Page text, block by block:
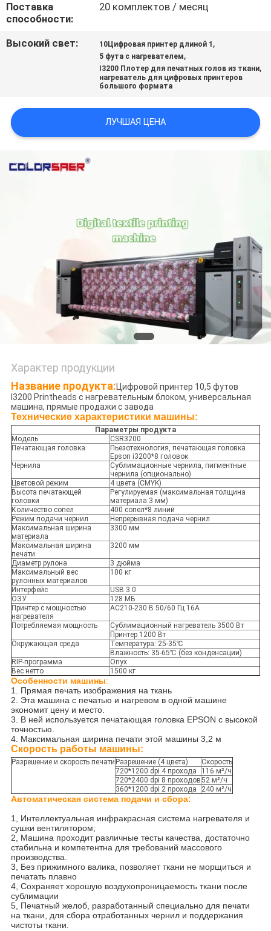
НОВОСТИ
ВСЕ
COMPANY
NEWS
КАРТА
ПОЛИТИКА
КОНФИДЕНЦИАЛЬНОСТИ
Поставка
способности:
20 комплектов / месяц
Высокий свет: 10Цифровая принтер длиной 1 ,
5 фута с нагревателем,
I3200 Плотер для печатных голов из ткани,
нагреватель для цифровых принтеров
большого формата
ЛУЧШАЯ ЦЕНА
Характер продукции
Название продукта:Цифровой принтер 10,5 футов
I3200 Printheads с нагревательным блоком, универсальная
машина, прямые продажи с завода
Технические характеристики машины:
Параметры продукта
Модель
CSR3200
Печатающая головка
Пьезотехнология, печатающая головка
Epson i3200*8 головок
Чернила
Сублимационные чернила, пигментные
чернила (опционально)
Цветовой режим
4 цвета (CMYK)
Высота печатающей
головки
Регулируемая (максимальная толщина
материала 3 мм)
Количество сопел
400 сопел*8 линий
Режим подачи чернил
Непрерывная подача чернил
Максимальная ширина
материала
3300 мм
Максимальная ширина
печати
3200 мм
Диаметр рулона
3 дюйма
Максимальный вес
рулонных материалов
100 кг
Интерфейс
USB 3.0
ОЗУ
128 МБ
Принтер с мощностью
нагревателя
AC210-230 В 50/60 Гц 16A
Потребляемая мощность
Сублимационный нагреватель 3500 Вт
Принтер 1200 Вт
Окружающая среда
Температура: 25-35℃
Влажность: 35-65℃ (без конденсации)
RIP-программа
Onyx
Вес нетто
1500 кг
Особенности машины:
1. Прямая печать изображения на ткань
2. Эта машина с печатью и нагревом в одной машине
экономит цену и место.
3. В ней используется печатающая головка EPSON с высокой
точностью.
4. Максимальная ширина печати этой машины 3,2 м
Скорость работы машины:
Разрешение и скорость печати Разрешение (4 цвета)
Скорость
720*1200 dpi 4 прохода
116 м²/ч
720*2400 dpi 8 проходов52 м²/ч
360*1200 dpi 2 прохода
240 м²/ч
Автоматическая система подачи и сбора:
1, Интеллектуальная инфракрасная система нагревателя и
сушки вентилятором;
2, Машина проходит различные тесты качества, достаточно
стабильна и компетентна для требований массового
производства.
3, Без прижимного валика, позволяет ткани не морщиться и
печатать плавно
4, Сохраняет хорошую воздухопроницаемость ткани после
сублимации
5, Печатный желоб, разработанный специально для печати
на ткани, для сбора отработанных чернил и поддержания
чистоты ткани.